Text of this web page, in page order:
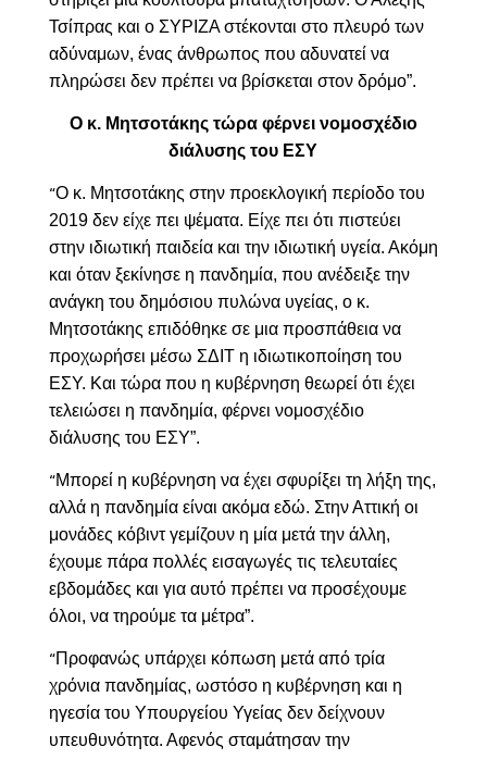
Τσίπρας και ο ΣΥΡΙΖΑ στέκονται στο πλευρό των
αδύναμων, ένας άνθρωπος που αδυνατεί να
πληρώσει δεν πρέπει να βρίσκεται στον δρόμο”.
Ο κ. Μητσοτάκης τώρα φέρνει νομοσχέδιο
διάλυσης του ΕΣΥ
“Ο κ. Μητσοτάκης στην προεκλογική περίοδο του
2019 δεν είχε πει ψέματα. Είχε πει ότι πιστεύει
στην ιδιωτική παιδεία και την ιδιωτική υγεία. Ακόμη
και όταν ξεκίνησε η πανδημία, που ανέδειξε την
ανάγκη του δημόσιου πυλώνα υγείας, ο κ.
Μητσοτάκης επιδόθηκε σε μια προσπάθεια να
προχωρήσει μέσω ΣΔΙΤ η ιδιωτικοποίηση του
ΕΣΥ. Και τώρα που η κυβέρνηση θεωρεί ότι έχει
τελειώσει η πανδημία, φέρνει νομοσχέδιο
διάλυσης του ΕΣΥ”.
“Μπορεί η κυβέρνηση να έχει σφυρίξει τη λήξη της,
αλλά η πανδημία είναι ακόμα εδώ. Στην Αττική οι
μονάδες κόβιντ γεμίζουν η μία μετά την άλλη,
έχουμε πάρα πολλές εισαγωγές τις τελευταίες
εβδομάδες και για αυτό πρέπει να προσέχουμε
όλοι, να τηρούμε τα μέτρα”.
“Προφανώς υπάρχει κόπωση μετά από τρία
χρόνια πανδημίας, ωστόσο η κυβέρνηση και η
ηγεσία του Υπουργείου Υγείας δεν δείχνουν
υπευθυνότητα. Αφενός σταμάτησαν την